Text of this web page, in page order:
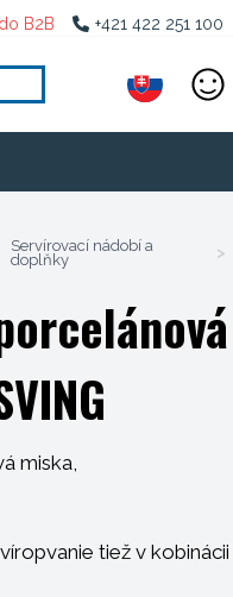
B2B +421 422 251 100
Servírovací nádobí a
doplňky
>
miska,
tiež v